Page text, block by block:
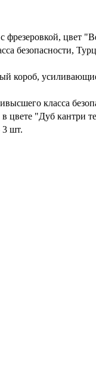
фрезеровкой, цвет
безопасности,
короб,
класса
цвете "Дуб кантри
3 шт.